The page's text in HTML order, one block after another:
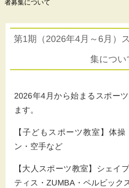
者募集について
第1期（2026年4月～6月）
集につい
2026年4月から始まるスポー
ます。
【子どもスポーツ教室】体
ン・空手など
【大人スポーツ教室】シェイ
ティス・ZUMBA・ペルビック